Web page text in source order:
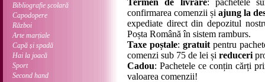
Bibliografie școlară
Capodopere
Război
Arte marțiale
Capă și spadă
Hai la joacă
Sport
Second hand
Termen de livrare: pachetele
confirmarea comenzii șiajung la
expediate direct din depozitul
Poșta Română în sistem ramburs.
Taxe poștale: gratuitpentru
comenzi sub 75 de lei și reduceri
Cadou: Pachetele ce conțin cărți
valoarea comenzii!